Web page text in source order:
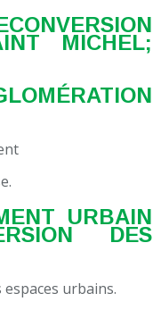
MICHEL;
URBAIN
DES
urbains.